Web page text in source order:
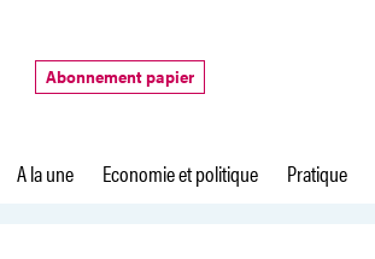
Abonnement papier
A la une Economie et politique Pratique